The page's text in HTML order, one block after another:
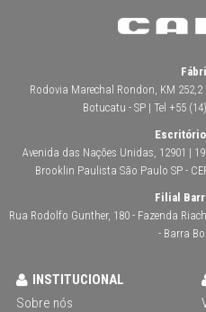
Rodovia Marechal Rondon, KM
Botucatu - SP | Tel +55
Avenida das Nações Unidas, 12901 |
Brooklin Paulista São Paulo SP -
Filial
Rua Rodolfo Gunther, 180 - Fazenda
- Barra
INSTITUCIONAL
Sobre nós